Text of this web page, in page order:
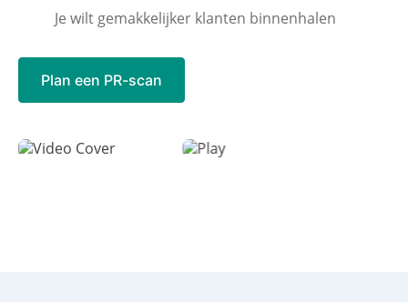
Je wilt gemakkelijker klanten binnenhalen
Plan een PR-scan